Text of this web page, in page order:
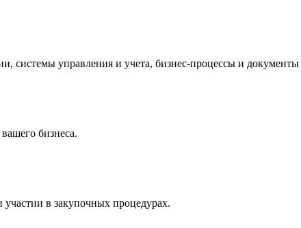
системы управления и учета, бизнес-процессы и документы
бизнеса.
в закупочных процедурах.